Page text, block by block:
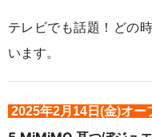
テレビでも話題！どの
います。
2025年2月14日(金)オー